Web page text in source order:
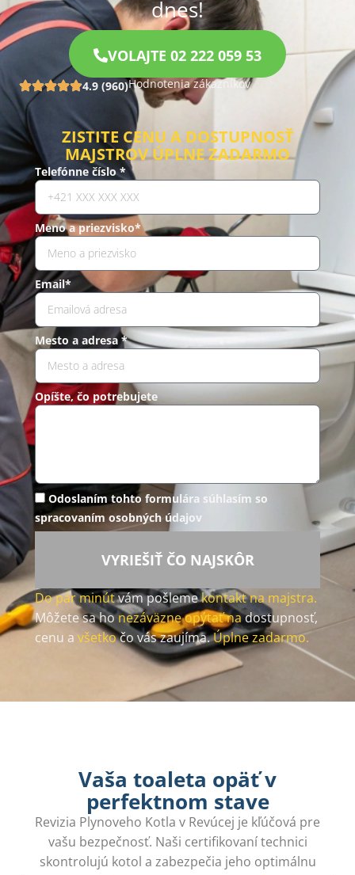
dnes!
VOLAJTE 02 222 059 53
4.9 (960)Hodnotenia zákazníkov
ZISTITE CENU A DOSTUPNOSŤ
MAJSTROV ÚPLNE ZADARMO
Telefónne číslo *
Meno a priezvisko*
Email*
Mesto a adresa *
Opíšte, čo potrebujete
Odoslaním tohto formulára súhlasím so
spracovaním osobných údajov
VYRIEŠIŤ ČO NAJSKÔR
Do pár minútvám pošlemekontakt na majstra.
Môžete sa honezáväzne opýtať nadostupnosť,
cenu a všetkočo vás zaujíma.Úplne zadarmo.
Vaša toaleta opäť v
perfektnom stave
Revizia Plynoveho Kotla v Revúcej je kľúčová pre
vašu bezpečnosť. Naši certifikovaní technici
skontrolujú kotol a zabezpečia jeho optimálnu